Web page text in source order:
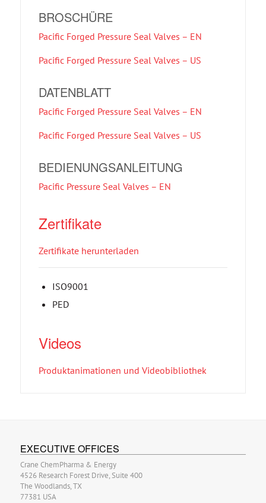
BROSCHÜRE
Pacific Forged Pressure Seal Valves – EN
Pacific Forged Pressure Seal Valves – US
DATENBLATT
Pacific Forged Pressure Seal Valves – EN
Pacific Forged Pressure Seal Valves – US
BEDIENUNGSANLEITUNG
Pacific Pressure Seal Valves – EN
Zertifikate
Zertifikate herunterladen
ISO9001
PED
Videos
Produktanimationen und Videobibliothek
EXECUTIVE OFFICES
Crane ChemPharma & Energy
4526 Research Forest Drive, Suite 400
The Woodlands, TX
77381 USA